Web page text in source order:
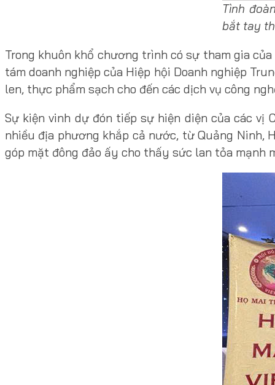
Tình
bắt tay
Trong khuôn khổ chương trình có sự tham gia
tám doanh nghiệp của Hiệp hội Doanh nghiệp
len, thực phẩm sạch cho đến các dịch vụ công
Sự kiện vinh dự đón tiếp sự hiện diện của các vị
nhiều địa phương khắp cả nước, từ Quảng Ninh,
góp mặt đông đảo ấy cho thấy sức lan tỏa mạnh